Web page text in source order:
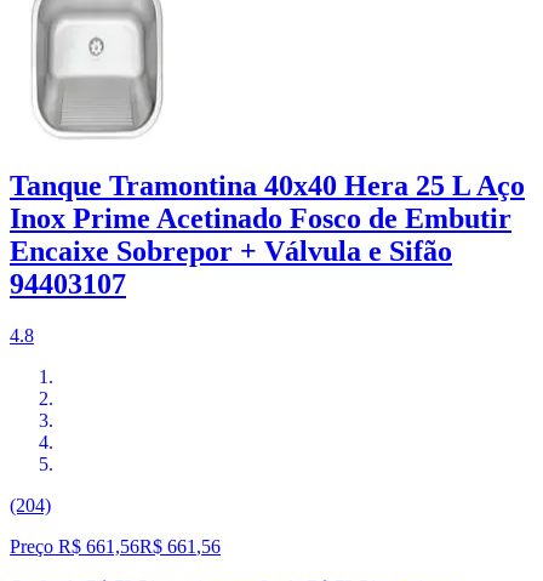
Tanque Tramontina 40x40 Hera 25 L Aço
Inox Prime Acetinado Fosco de Embutir
Encaixe Sobrepor + Válvula e Sifão
94403107
4.8
(204)
Preço R$ 661,56R$ 661 ,56